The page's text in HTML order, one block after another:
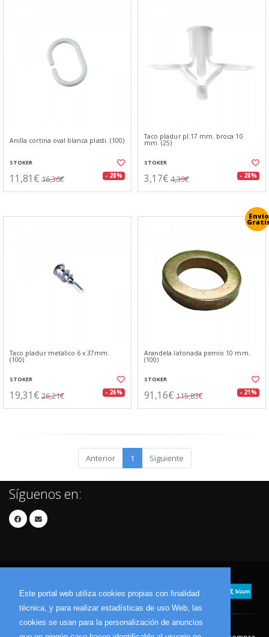
Este portal web utiliza cookies propias con finalidad
técnica, y para realizar estadísticas de uso Web, las
cookies se usan para la personalización de anuncios
Anilla cortina oval blanca plasti. (100)
STOKER
11,81€ 16,36€ - 28%
Taco pladur pl.17 mm. broca 10
mm. (25)
STOKER
3,17€ 4,39€ - 28%
Taco pladur metalico 6 x 37mm.
(100)
STOKER
19,31€ 26,21€ - 26%
Envío
Arandela latonada pernio 10 mm.
(100)
STOKER
91,16€ 115,83€ - 21%
Anterior 1 Siguiente
Síguenos en: